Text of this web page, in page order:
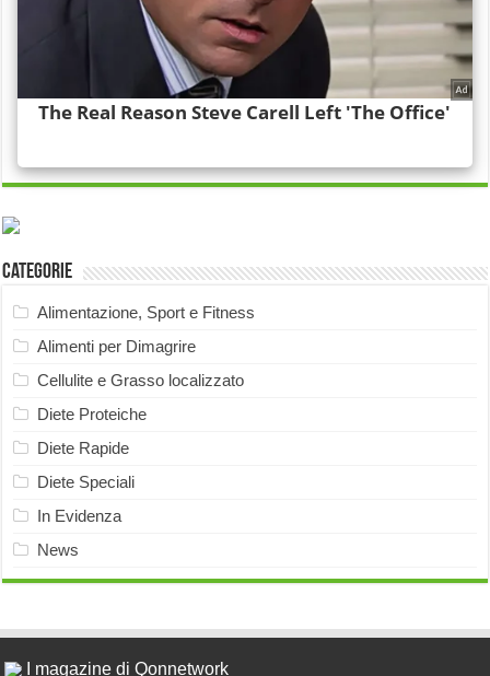
Categorie
Alimentazione, Sport e Fitness
Alimenti per Dimagrire
Cellulite e Grasso localizzato
Diete Proteiche
Diete Rapide
Diete Speciali
In Evidenza
News
I magazine di Qonnetwork